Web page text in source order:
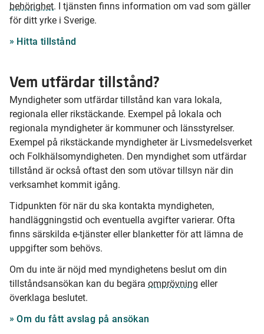
behörighet. I tjänsten finns information om vad som gäller
för ditt yrke i Sverige.
Hitta tillstånd
Vem utfärdar tillstånd?
Myndigheter som utfärdar tillstånd kan vara lokala,
regionala eller rikstäckande. Exempel på lokala och
regionala myndigheter är kommuner och länsstyrelser.
Exempel på rikstäckande myndigheter är Livsmedelsverket
och Folkhälsomyndigheten. Den myndighet som utfärdar
tillstånd är också oftast den som utövar tillsyn när din
verksamhet kommit igång.
Tidpunkten för när du ska kontakta myndigheten,
handläggningstid och eventuella avgifter varierar. Ofta
finns särskilda e-tjänster eller blanketter för att lämna de
uppgifter som behövs.
Om du inte är nöjd med myndighetens beslut om din
tillståndsansökan kan du begära omprövning eller
överklaga beslutet.
Om du fått avslag på ansökan